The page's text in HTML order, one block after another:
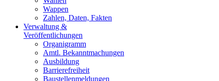
Wappen
Zahlen, Daten, Fakten
Verwaltung &
Veröffentlichungen
Organigramm
Amtl. Bekanntmachungen
Ausbildung
Barrierefreiheit
Baustellenmeldungen